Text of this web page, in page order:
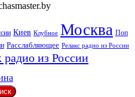
Киев Клубное Москва Поп
Расслабляющее Релакс радио из России
радио из России